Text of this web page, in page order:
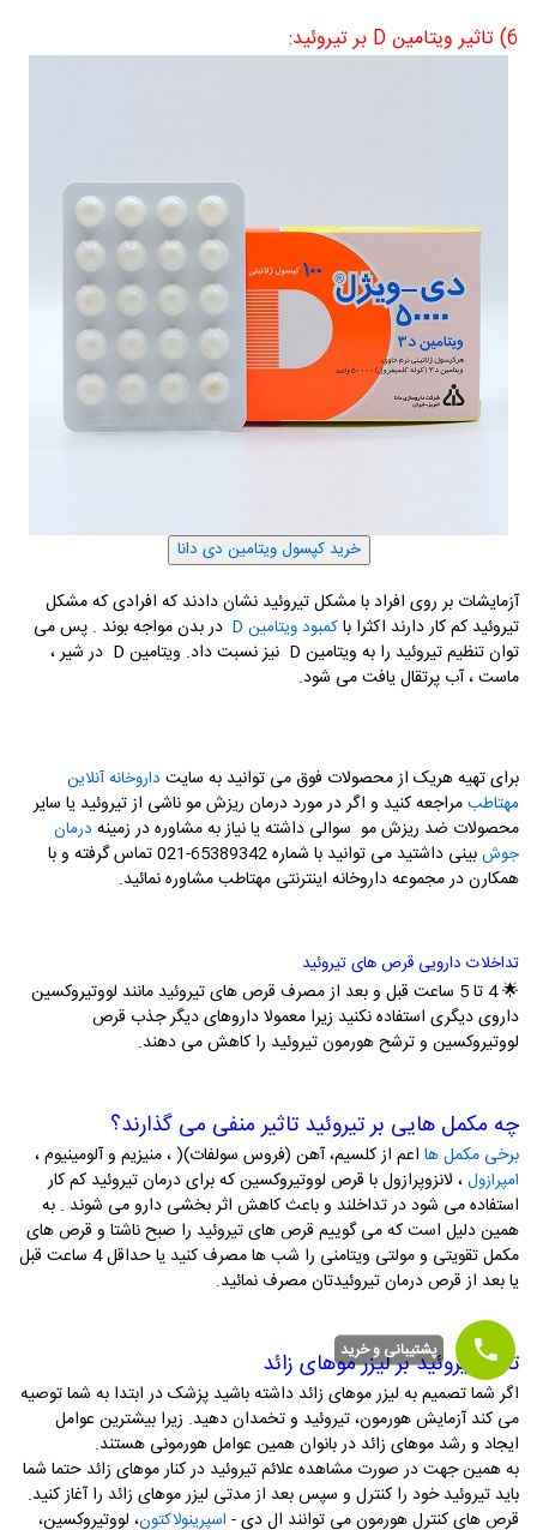
6) تاثیر ویتامین D بر تیروئید:
آزمایشات بر روی افراد با مشکل تیروئید نشان دادند که افرادی که مشکل
تیروئید کم کار دارند اکثرا باکمبود ویتامین D
در بدن مواجه بوند . پس می
توان تنظیم تیروئید را به ویتامین D نیز نسبت داد. ویتامین D در شیر ،
ماست ، آب پرتقال یافت می شود.
برای تهیه هریک از محصولات فوق می توانید به سایت داروخانه آنلاین
مهتاطبمراجعه کنید و اگر در مورد درمان ریزش مو ناشی از تیروئید یا سایر
محصولات ضد ریزش مو سوالی داشته یا نیاز به مشاوره در زمینه درمان
جوش
بینی داشتید می توانید با شماره 65389342-021 تماس گرفته و با
همکارن در مجموعه داروخانه اینترنتی مهتاطب مشاوره نمائید.
تداخلات دارویی قرص های تیروئید
🌟 4 تا 5 ساعت قبل و بعد از مصرف قرص های تیروئید مانند لووتیروکسین
داروی دیگری استفاده نکنید زیرا معمولا داروهای دیگر جذب قرص
لووتیروکسین و ترشح هورمون تیروئید را کاهش می دهند.
چه مکمل هایی بر تیروئید تاثیر منفی می گذارند؟
برخی مکمل ها اعم از کلسیم، آهن (فروس سولفات)( ، منیزیم و آلومینیوم ،
امپرازول، لانزوپرازول با قرص لووتیروکسین که برای درمان تیروئید کم کار
استفاده می شود در تداخلند و باعث کاهش اثر بخشی دارو می شوند . به
همین دلیل است که می گوییم قرص های تیروئید را صبح ناشتا و قرص های
مکمل تقویتی و مولتی ویتامنی را شب ها مصرف کنید یا حداقل 4 ساعت قبل
یا بعد از قرص درمان تیروئیدتان مصرف نمائید.
تاثیر تیروئید بر لیزر موهای زائد
اگر شما تصمیم به لیزر موهای زائد داشته باشید پزشک در ابتدا به شما توصیه
می کند آزمایش هورمون، تیروئید و تخمدان دهید. زیرا بیشترین عوامل
ایجاد و رشد موهای زائد در بانوان همین عوامل هورمونی هستند.
به همین جهت در صورت مشاهده علائم تیروئید در کنار موهای زائد حتما شما
باید تیروئید خود را کنترل و سپس بعد از مدتی لیزر موهای زائد را آغاز کنید.
قرص های کنترل هورمون می توانند ال دی - اسپرینولاکتون، لووتیروکسین،
پشتیبانی و خرید